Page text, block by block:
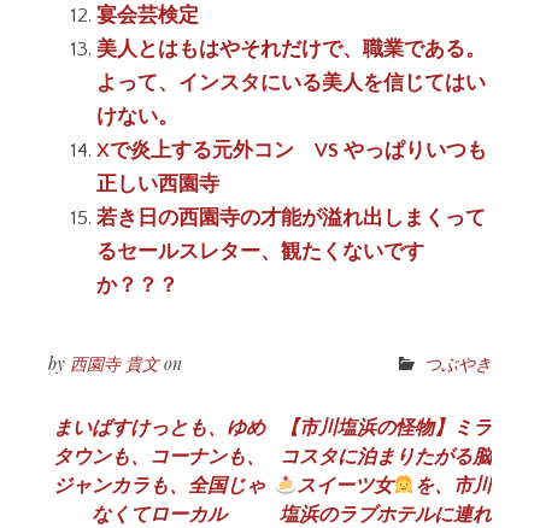
宴会芸検定
美人とはもはやそれだけで、職業である。
よって、インスタにいる美人を信じてはい
けない。
Xで炎上する元外コン VS やっぱりいつも
正しい西園寺
若き日の西園寺の才能が溢れ出しまくって
るセールスレター、観たくないです
か？？？
by 西園寺 貴文on つぶやき
投
稿
まいばすけっとも、ゆめ
タウンも、コーナンも、
ジャンカラも、全国じゃ
なくてローカル
【市川塩浜の怪物】ミラ
コスタに泊まりたがる脳
スイーツ女
を、市川
塩浜のラブホテルに連れ